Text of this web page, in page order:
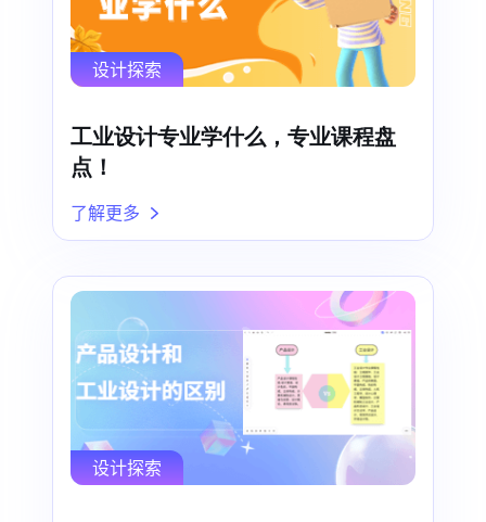
设计探索
工业设计专业学什么，专业课程盘
点！
了解更多
设计探索